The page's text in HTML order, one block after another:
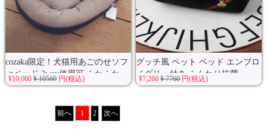
cozaka限定！犬猫用あごのせソフ
ァベッド 2way使用可 ふわふわ...
¥10,060 ¥ 10560円(税込)
グッチ風 ペット ベッド エンブロ
イダリー付き ふんわり抗菌...
¥7,260¥ 7760円(税込)
前へ 1 2 次へ